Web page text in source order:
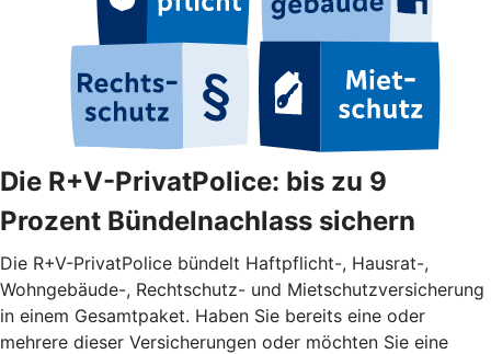
Die R+V-PrivatPolice: bis zu 9
Prozent Bündelnachlass sichern
Die R+V-PrivatPolice bündelt Haftpflicht-, Hausrat-,
Wohngebäude-, Rechtschutz- und Mietschutzversicherung
in einem Gesamtpaket. Haben Sie bereits eine oder
mehrere dieser Versicherungen oder möchten Sie eine